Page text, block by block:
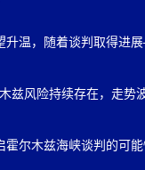
升温，随着谈判取得进
兹风险持续存在，走
霍尔木兹海峡谈判的可